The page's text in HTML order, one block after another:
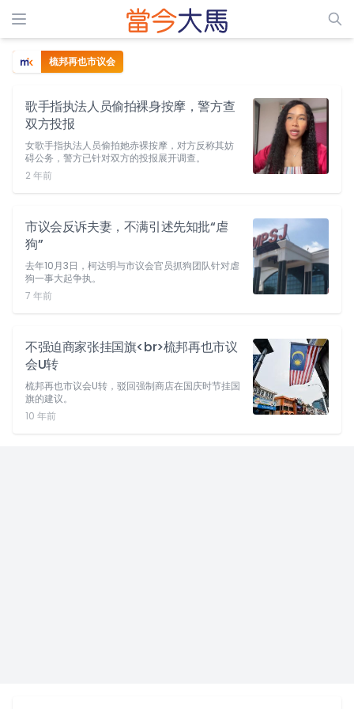
梳邦再也市议会
歌手指执法人员偷拍裸身按摩，警方查
双方投报
女歌手指执法人员偷拍她赤裸按摩，对方反称其妨
碍公务，警方已针对双方的投报展开调查。
2 年前
市议会反诉夫妻，不满引述先知批“虐
狗”
去年10月3日，柯达明与市议会官员抓狗团队针对虐
狗一事大起争执。
7 年前
不强迫商家张挂国旗<br>梳邦再也市议
会U转
梳邦再也市议会U转，驳回强制商店在国庆时节挂国
旗的建议。
10 年前